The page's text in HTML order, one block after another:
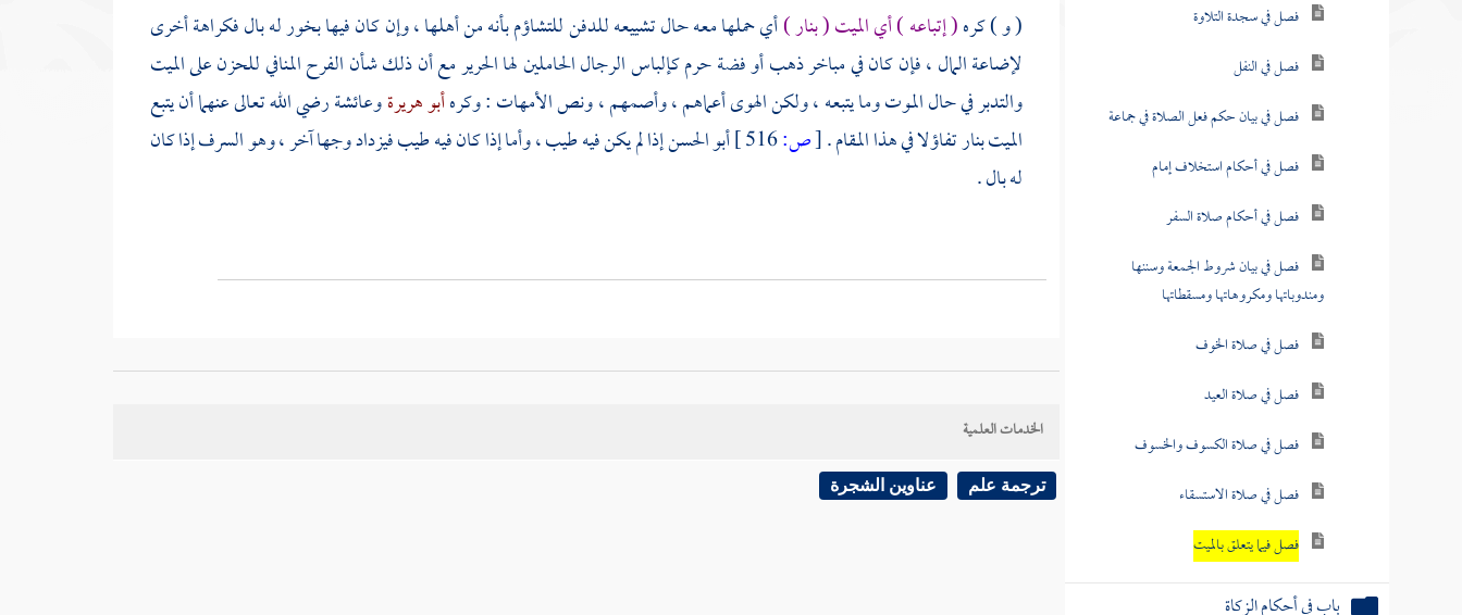
فصل في سجدة التلاوة
فصل في النفل
فصل في بيان حكم فعل الصلاة في جماعة
فصل في أحكام استخلاف إمام
فصل في أحكام صلاة السفر
فصل في بيان شروط الجمعة وسننها
ومندوباتها ومكروهاتها ومسقطاتها
فصل في صلاة الخوف
فصل في صلاة العيد
فصل في صلاة الكسوف والخسوف
فصل في صلاة الاستسقاء
فصل فيما يتعلق بالميت
باب في أحكام الزكاة
( و ) كره( إتباعه ) أي الميت ( بنار )أي حملها معه حال تشييعه للدفن للتشاؤم بأنه من أهلها ، وإن كان فيها بخور له بال فكراهة أخرى
لإضاعة المال ، فإن كان في مباخر ذهب أو فضة حرم كإلباس الرجال الحاملين لها الحرير مع أن ذلك شأن الفرح المنافي للحزن على الميت
والتدبر في حال الموت وما يتبعه ، ولكن الهوى أعماهم ، وأصمهم ، ونص الأمهات : وكرهأبو هريرةوعائشةرضي الله تعالى عنهما أن يتبع
الميت بنار تفاؤلا في هذا المقام .[ص: أبو الحسنإذا لم يكن فيه طيب ، وأما إذا كان فيه طيب فيزداد وجها آخر ، وهو السرف إذا كان
له بال .
الخدمات العلمية
ترجمة علم عناوين الشجرة